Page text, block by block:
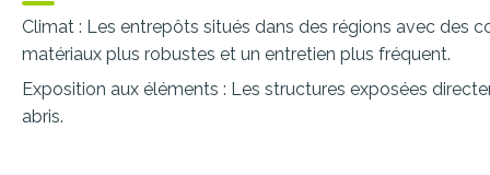
Climat : Les entrepôts situés dans des régions avec des
matériaux plus robustes et un entretien plus fréquent.
Exposition aux éléments : Les structures exposées
abris.